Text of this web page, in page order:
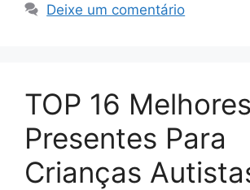
Deixe um comentário
TOP 16 Melhores
Presentes Para
Crianças